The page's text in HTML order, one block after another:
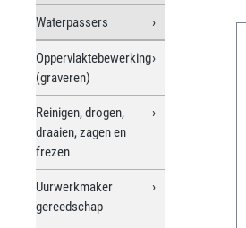
Waterpassers
Oppervlaktebewerking
(graveren)
Reinigen, drogen,
draaien, zagen en
frezen
Uurwerkmaker
gereedschap